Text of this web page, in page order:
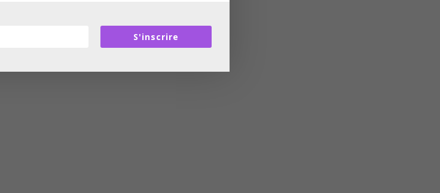
S'inscrire